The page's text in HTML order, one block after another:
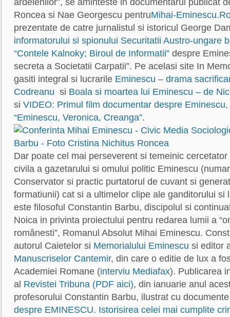
ardelenilor”, se aminteste in documentarul publicat
Roncea si Nae Georgescu pentruMihai-
prezentate de catre jurnalistul si istoricul George
informatorului si spionului Securitatii Austro-ungare
“Contele Kalnoky; Biroul de Informatii” despre
secreta a Societatii Carpatii”. Pe acelasi site In
gasiti integral si lucrarile Eminescu – drama
Codreanu si Boala si moartea lui Eminescu – de
si VIDEO: Primul film documentar despre
“Eminescu, Veronica, Creanga”.
Dar poate cel mai perseverent si temeinic
civila a gazetarului si omului politic Eminescu
Conservator si practic purtatorul de cuvant si
formatiunii) cat si a ultimelor clipe ale ganditorului si
este filosoful Constantin Barbu, discipolul si
Noica in privinta proiectului pentru redarea lumii a
românesti”, Romanul Absolut Mihai Eminescu.
autorul Caietelor si Memorialului Eminescu si editor
Manuscriselor Cantemir, din care o editie de lux a
Academiei Romane (interviu Mediafax). Publicarea
al Revistei Tribuna (PDF aici), din ianuarie anul
profesorului Constantin Barbu, ilustrat cu
despre EMINESCU. Istorisirea celei mai cumplite